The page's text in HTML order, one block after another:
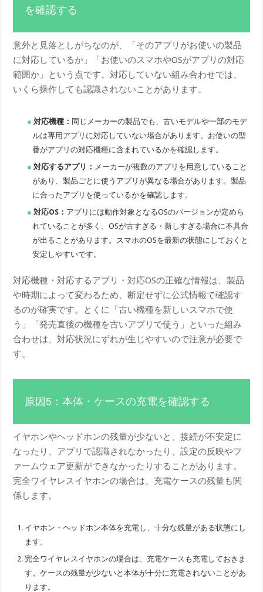
を確認する
意外と見落としがちなのが、「そのアプリがお使いの製品
に対応しているか」「お使いのスマホやOSがアプリの対応
範囲か」という点です。対応していない組み合わせでは、
いくら操作しても認識されないことがあります。
対応機種： 同じメーカーの製品でも、古いモデルや一部のモデ
ルは専用アプリに対応していない場合があります。お使いの型
番がアプリの対応機種に含まれているかを確認します。
対応するアプリ： メーカーが複数のアプリを用意していること
があり、製品ごとに使うアプリが異なる場合があります。製品
に合ったアプリを使っているかを確認します。
対応OS： アプリには動作対象となるOSのバージョンが定めら
れていることが多く、OSが古すぎる・新しすぎる場合に不具合
が出ることがあります。スマホのOSを最新の状態にしておくと
安定しやすいです。
対応機種・対応するアプリ・対応OSの正確な情報は、製品
や時期によって変わるため、断定せずに公式情報で確認す
るのが確実です。とくに「古い機種を新しいスマホで使
う」「発売直後の機種を古いアプリで使う」といった組み
合わせは、対応状況にずれが生じやすいので注意が必要で
す。
原因5：本体・ケースの充電を確認する
イヤホンやヘッドホンの残量が少ないと、接続が不安定に
なったり、アプリで認識されなかったり、設定の反映やフ
ァームウェア更新ができなかったりすることがあります。
完全ワイヤレスイヤホンの場合は、充電ケースの残量も関
係します。
イヤホン・ヘッドホン本体を充電し、十分な残量がある状態にし
ます。
完全ワイヤレスイヤホンの場合は、充電ケースも充電しておきま
す。ケースの残量が少ないと本体が十分に充電されないことがあ
ります。